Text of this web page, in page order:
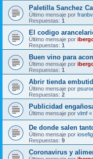
Paletilla Sanchez
Último mensaje por
Respuestas: 1
El codigo
Último mensaje por
Respuestas: 1
Buen vino para
Último mensaje por
Respuestas: 1
Abrir tienda
Último mensaje por
Respuestas: 2
Publicidad
Último mensaje por vlmf «
De donde salen
Último mensaje por
Respuestas: 9
Coronavirus y